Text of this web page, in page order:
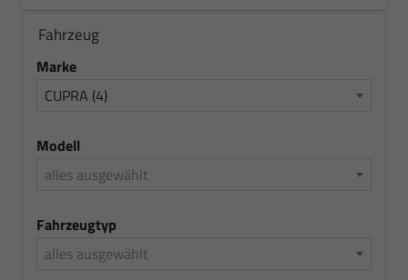
Fahrzeug
Marke
CUPRA (4)
Modell
alles ausgewählt
Fahrzeugtyp
alles ausgewählt